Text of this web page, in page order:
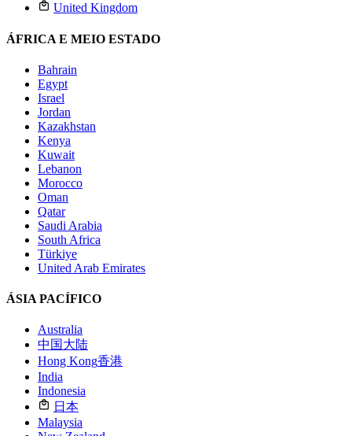
United Kingdom
ÁFRICA E MEIO ESTADO
Bahrain
Egypt
Israel
Jordan
Kazakhstan
Kenya
Kuwait
Lebanon
Morocco
Oman
Qatar
Saudi Arabia
South Africa
Türkiye
United Arab Emirates
ÁSIA PACÍFICO
Australia
中国大陆
Hong Kong香港
India
Indonesia
日本
Malaysia